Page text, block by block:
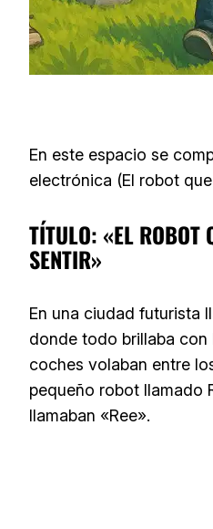
En este espacio se
electrónica (El robot
TÍTULO: «EL ROBOT
SENTIR»
En una ciudad futurista
donde todo brillaba con
coches volaban entre
pequeño robot llamado
llamaban «Ree».